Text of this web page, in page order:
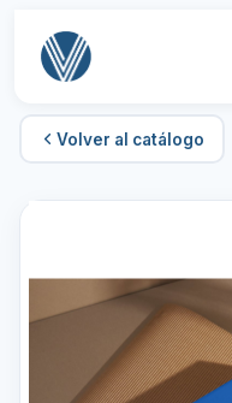
Volver al catálogo